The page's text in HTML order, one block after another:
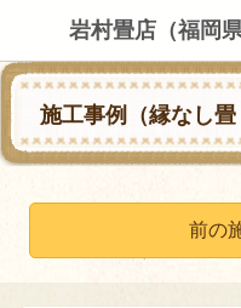
岩村畳店（福岡
施工事例（縁なし畳
前の